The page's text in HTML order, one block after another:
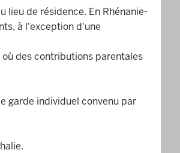
lieu de résidence. En Rhénanie-
à l'exception d'une
des contributions parentales
garde individuel convenu par